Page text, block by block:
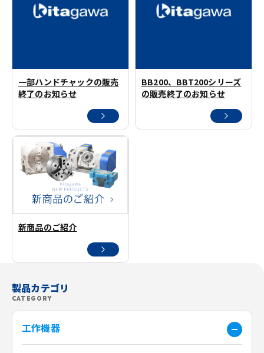
製品カテゴリ
CATEGORY
工作機器
一部ハンドチャックの販売
終了のお知らせ
BB200、BBT200シリーズ
の販売終了のお知らせ
新商品のご紹介